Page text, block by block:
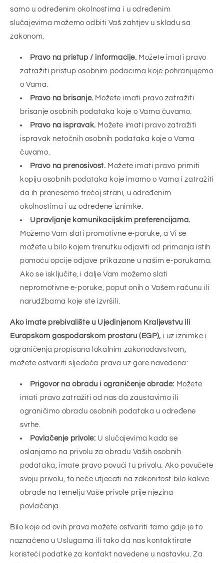
samo u određenim okolnostima i u određenim
slučajevima možemo odbiti Vaš zahtjev u skladu sa
zakonom.
Pravo na pristup / informacije. Možete imati pravo
zatražiti pristup osobnim podacima koje pohranjujemo
o Vama.
Pravo na brisanje. Možete imati pravo zatražiti
brisanje osobnih podataka koje o Vama čuvamo.
Pravo na ispravak. Možete imati pravo zatražiti
ispravak netočnih osobnih podataka koje o Vama
čuvamo.
Pravo na prenosivost. Možete imati pravo primiti
kopiju osobnih podataka koje imamo o Vama i zatražiti
da ih prenesemo trećoj strani, u određenim
okolnostima i uz određene iznimke.
Upravljanje komunikacijskim preferencijama.
Možemo Vam slati promotivne e-poruke, a Vi se
možete u bilo kojem trenutku odjaviti od primanja istih
pomoću opcije odjave prikazane u našim e-porukama.
Ako se isključite, i dalje Vam možemo slati
nepromotivne e-poruke, poput onih o Vašem računu ili
narudžbama koje ste izvršili.
Ako imate prebivalište u Ujedinjenom Kraljevstvu ili
Europskom gospodarskom prostoru (EGP), i uz iznimke i
ograničenja propisana lokalnim zakonodavstvom,
možete ostvariti sljedeća prava uz gore navedena:
Prigovor na obradu i ograničenje obrade: Možete
imati pravo zatražiti od nas da zaustavimo ili
ograničimo obradu osobnih podataka u određene
svrhe.
Povlačenje privole: U slučajevima kada se
oslanjamo na privolu za obradu Vaših osobnih
podataka, imate pravo povući tu privolu. Ako povučete
svoju privolu, to neće utjecati na zakonitost bilo kakve
obrade na temelju Vaše privole prije njezina
povlačenja.
Bilo koje od ovih prava možete ostvariti tamo gdje je to
naznačeno u Uslugama ili tako da nas kontaktirate
koristeći podatke za kontakt navedene u nastavku. Za